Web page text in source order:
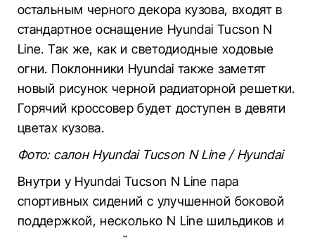
остальным черного декора кузова, входят в
стандартное оснащение Hyundai Tucson N
Line. Так же, как и светодиодные ходовые
огни. Поклонники Hyundai также заметят
новый рисунок черной радиаторной решетки.
Горячий кроссовер будет доступен в девяти
цветах кузова.
Фото: салон Hyundai Tucson N Line / Hyundai
Внутри у Hyundai Tucson N Line пара
спортивных сидений с улучшенной боковой
поддержкой, несколько N Line шильдиков и